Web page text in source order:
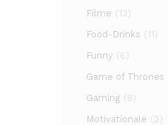
Filme (13)
Food-Drinks (11)
Funny (6)
Game of Thrones
Gaming (8)
Motivationale (2)